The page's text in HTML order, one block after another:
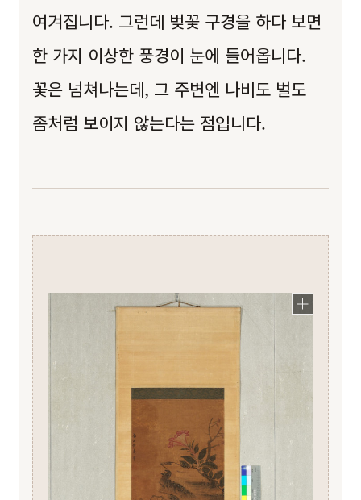
여겨집니다. 그런데 벚꽃 구경을 하다 보면
한 가지 이상한 풍경이 눈에 들어옵니다.
꽃은 넘쳐나는데, 그 주변엔 나비도 벌도
좀처럼 보이지 않는다는 점입니다.